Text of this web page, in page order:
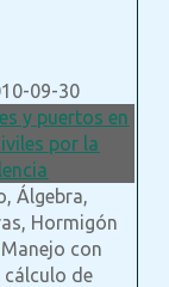
09-30
y puertos en
por la
Álgebra,
Hormigón
con
cálculo de